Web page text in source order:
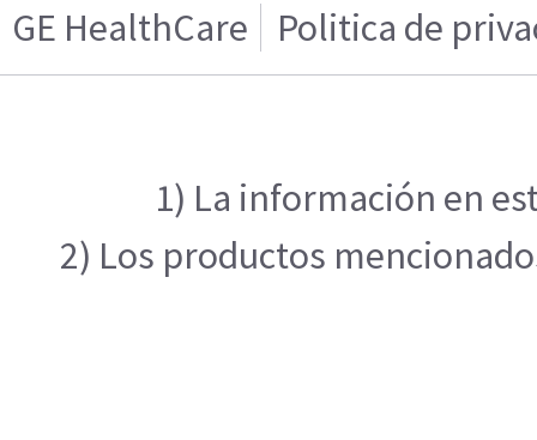
GE HealthCare Politica de
1) La información en
2) Los productos